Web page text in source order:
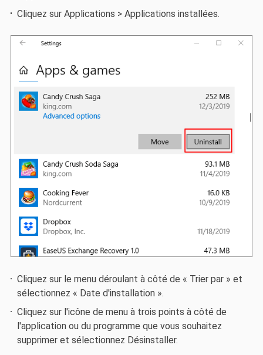
Cliquez sur Applications > Applications installées.
Cliquez sur le menu déroulant à côté de « Trier par » et
sélectionnez « Date d'installation ».
Cliquez sur l'icône de menu à trois points à côté de
l'application ou du programme que vous souhaitez
supprimer et sélectionnez Désinstaller.